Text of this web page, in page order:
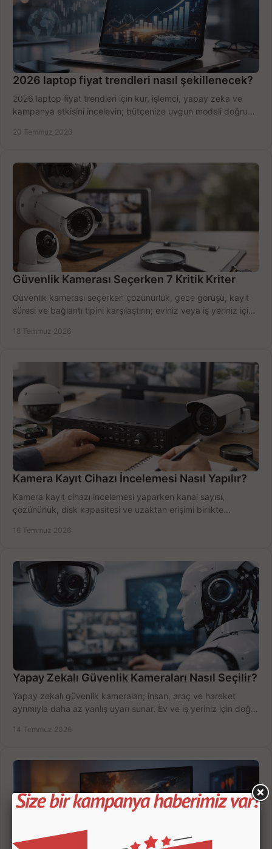
2026 laptop fiyat trendleri nasıl şekillenecek?
2026 laptop fiyat trendleri için kur, işlemci, yapay zeka ve
kampanya etkisini inceleyin; bütçenize uygun modeli doğru
20 Temmuz 2026
Güvenlik Kamerası Seçerken 7 Kritik Kriter
Güvenlik kamerası seçerken çözünürlük, gece görüşü, kayıt
süresi ve bağlantı tipini karşılaştırın; eviniz veya iş yeriniz için
18 Temmuz 2026
Kamera Kayıt Cihazı İncelemesi Nasıl Yapılır?
Kamera kayıt cihazı incelemesi yaparken kanal sayısı,
çözünürlük, disk kapasitesi ve uzaktan erişimi birlikte
16 Temmuz 2026
Yapay Zekalı Güvenlik Kameraları Nasıl Seçilir?
Yapay zekalı güvenlik kameraları; insan, araç ve hareket
ayrımıyla daha az yanlış uyarı sunar. Ev ve iş yeriniz için doğru
14 Temmuz 2026